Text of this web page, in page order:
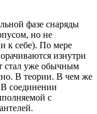
фазе снаряды
но не
к себе). По мере
изнутри
стал уже обычным
В теории. В чем же
соединении
с